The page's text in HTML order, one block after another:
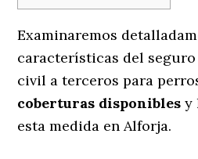
Examinaremos
características del
civil a terceros para
coberturas disponibles y
esta medida en Alforja.